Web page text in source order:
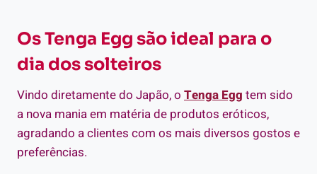
Os Tenga Egg são ideal para o
dia dos solteiros
Vindo diretamente do Japão, o Tenga Egg tem sido
a nova mania em matéria de produtos eróticos,
agradando a clientes com os mais diversos gostos e
preferências.